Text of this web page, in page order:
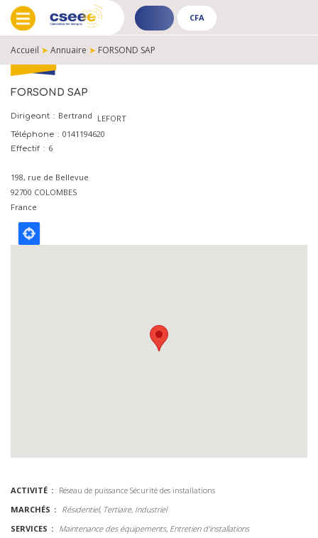
ADHÉRENT
-
PUBLIC
CFA
PUBLIC
CFA
FIL
Accueil ➤Annuaire ➤ FORSOND SAP
FORSOND SAP
Dirigeant Bertrand LEFORT
Téléphone 0141194620
Effectif 6
198, rue de Bellevue
92700 COLOMBES
France
ACTIVITÉ Réseau de puissance Sécurité des installations
MARCHÉS
Résidentiel, Tertiaire, Industriel
SERVICES
Maintenance des équipements, Entretien d'installations